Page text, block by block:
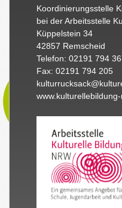
Koordinierungsstelle
bei der Arbeitsstelle
Küppelstein 34
42857 Remscheid
Telefon: 02191 794
Fax: 02191 794 205